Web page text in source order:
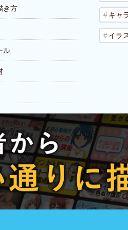
き方
ル
キャ
イラ